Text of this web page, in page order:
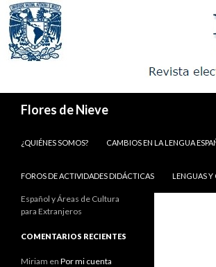
Flores de Nieve
¿QUIÉNES SOMOS?
CAMBIOS EN LA LENGUA
FOROS DE ACTIVIDADES DIDÁCTICAS LENGUAS
Español y Áreas de Cultura
para Extranjeros
COMENTARIOS RECIENTES
Miriam en Por mi cuenta